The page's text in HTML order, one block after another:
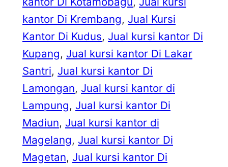
kantor Di Krembang, Jual Kursi
Kantor Di Kudus, Jual kursi kantor Di
Kupang, Jual kursi kantor Di Lakar
Santri, Jual kursi kantor Di
Lamongan, Jual kursi kantor di
Lampung, Jual kursi kantor Di
Madiun, Jual kursi kantor di
Magelang, Jual kursi kantor Di
Magetan, Jual kursi kantor Di